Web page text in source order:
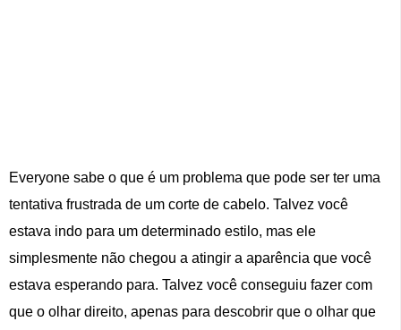
Everyone sabe o que é um problema que pode ser ter uma
tentativa frustrada de um corte de cabelo. Talvez você
estava indo para um determinado estilo, mas ele
simplesmente não chegou a atingir a aparência que você
estava esperando para. Talvez você conseguiu fazer com
que o olhar direito, apenas para descobrir que o olhar que